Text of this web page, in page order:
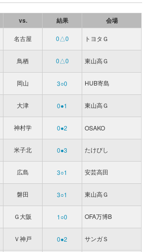
vs. 結果 会場
名古屋 0△0 トヨタＧ
鳥栖 0△0 東山高Ｇ
岡山 3○0 HUB寄島
大津 0●1 東山高Ｇ
神村学 0●2 OSAKO
米子北 0●3 たけびし
広島 3○1 安芸高田
磐田 3○1 東山高Ｇ
Ｇ大阪 1○0 OFA万博B
Ｖ神戸 0●2 サンガＳ